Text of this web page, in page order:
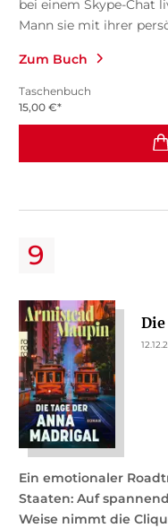
bei einem Skype-Chat
Mann sie mit ihrer
Zum Buch
Taschenbuch
15,00 €*
Ein emotionaler
Staaten: Auf
Weise nimmt die